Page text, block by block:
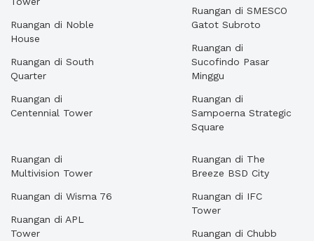
Ruangan di Noble
House
Ruangan di South
Quarter
Ruangan di
Centennial Tower
Ruangan di SMESCO
Gatot Subroto
Ruangan di
Sucofindo Pasar
Minggu
Ruangan di
Sampoerna Strategic
Square
Ruangan di
Multivision Tower
Ruangan di Wisma 76
Ruangan di APL
Tower
Ruangan di The
Breeze BSD City
Ruangan di IFC
Tower
Ruangan di Chubb